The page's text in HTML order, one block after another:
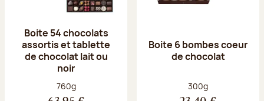
Boite 54 chocolats
assortis et tablette
de chocolat lait ou
noir
Poids net :
760g
Boite 6 bombes coeur
de chocolat
Poids net :
300g